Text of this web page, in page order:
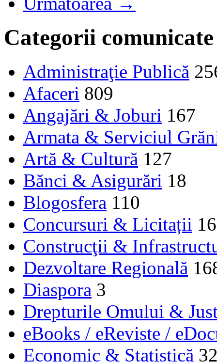
Categorii comunicate
Administraţie Publică
Afaceri 809
Angajări & Joburi 167
Armata & Serviciul
Artă & Cultură 127
Bănci & Asigurări 18
Blogosfera 110
Concursuri & Licitații 16
Construcţii &
Dezvoltare Regională
Diaspora 3
Drepturile Omului &
eBooks / eReviste /
Economic & Statistică